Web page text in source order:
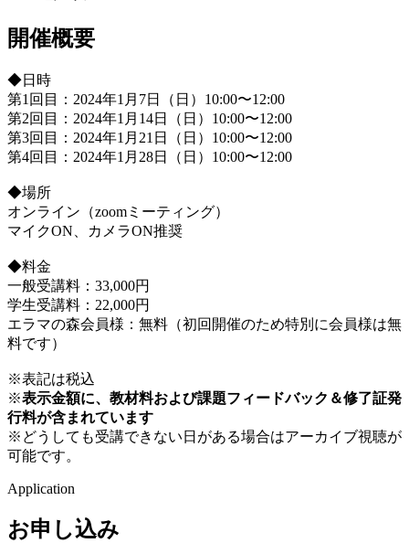
開催概要
◆日時
第1回目：2024年1月7日（日）10:00〜12:00
第2回目：2024年1月14日（日）10:00〜12:00
第3回目：2024年1月21日（日）10:00〜12:00
第4回目：2024年1月28日（日）10:00〜12:00
◆場所
オンライン（zoomミーティング）
マイクON、カメラON推奨
◆料金
一般受講料：33,000円
学生受講料：22,000円
エラマの森会員様：無料（初回開催のため特別に会員様は無
料です）
※表記は税込
※表示金額に、教材料および課題フィードバック＆修了証発
行料が含まれています
※どうしても受講できない日がある場合はアーカイブ視聴が
可能です。
Application
お申し込み